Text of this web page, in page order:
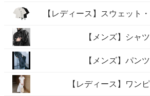
【レディース】スウェット
【メンズ】シャツ
【メンズ】パンツ
【レディース】ワン